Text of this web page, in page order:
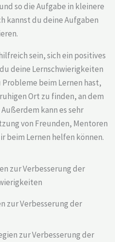
so die Aufgabe in kleinere
kannst du deine Aufgaben
sein, sich ein positives
deine Lernschwierigkeiten
beim Lernen hast,
Ort zu finden, an dem
kann es sehr
von Freunden, Mentoren
beim Lernen helfen können.
zur Verbesserung der
zur Verbesserung der